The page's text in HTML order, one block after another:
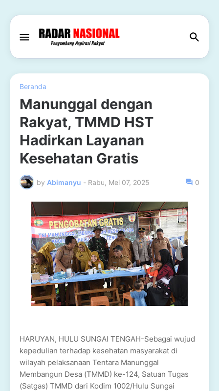
Beranda
Manunggal dengan
Rakyat, TMMD HST
Hadirkan Layanan
Kesehatan Gratis
by Abimanyu - Rabu, Mei 07, 2025 0
HARUYAN, HULU SUNGAI TENGAH-Sebagai wujud
kepedulian terhadap kesehatan masyarakat di
wilayah pelaksanaan Tentara Manunggal
Membangun Desa (TMMD) ke-124, Satuan Tugas
(Satgas) TMMD dari Kodim 1002/Hulu Sungai